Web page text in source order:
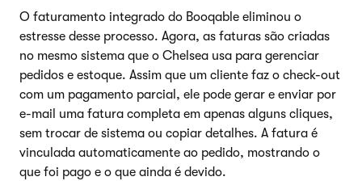
O faturamento integrado do Booqable eliminou o
estresse desse processo. Agora, as faturas são criadas
no mesmo sistema que o Chelsea usa para gerenciar
pedidos e estoque. Assim que um cliente faz o check-out
com um pagamento parcial, ele pode gerar e enviar por
e-mail uma fatura completa em apenas alguns cliques,
sem trocar de sistema ou copiar detalhes. A fatura é
vinculada automaticamente ao pedido, mostrando o
que foi pago e o que ainda é devido.